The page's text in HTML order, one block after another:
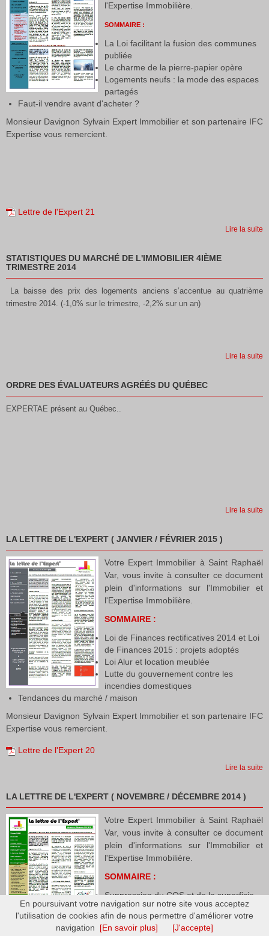
l'Expertise Immobilière.
SOMMAIRE :
La Loi facilitant la fusion des communes
publiée
Le charme de la pierre-papier opère
Logements neufs : la mode des espaces
partagés
Faut-il vendre avant d'acheter ?
Monsieur Davignon Sylvain Expert Immobilier et son partenaire IFC
Expertise vous remercient.
Lettre de l'Expert 21
Lire la suite
STATISTIQUES DU MARCHÉ DE L'IMMOBILIER 4IÈME
TRIMESTRE 2014
La baisse des prix des logements anciens s’accentue au quatrième
trimestre 2014. (-1,0% sur le trimestre, -2,2% sur un an)
Lire la suite
ORDRE DES ÉVALUATEURS AGRÉÉS DU QUÉBEC
EXPERTAE présent au Québec..
Lire la suite
LA LETTRE DE L'EXPERT ( JANVIER / FÉVRIER 2015 )
Votre Expert Immobilier à Saint Raphaël
Var, vous invite à consulter ce document
plein d'informations sur l'Immobilier et
l'Expertise Immobilière.
SOMMAIRE :
Loi de Finances rectificatives 2014 et Loi
de Finances 2015 : projets adoptés
Loi Alur et location meublée
Lutte du gouvernement contre les
incendies domestiques
Tendances du marché / maison
Monsieur Davignon Sylvain Expert Immobilier et son partenaire IFC
Expertise vous remercient.
Lettre de l'Expert 20
Lire la suite
LA LETTRE DE L'EXPERT ( NOVEMBRE / DÉCEMBRE 2014 )
Votre Expert Immobilier à Saint Raphaël
Var, vous invite à consulter ce document
plein d'informations sur l'Immobilier et
l'Expertise Immobilière.
SOMMAIRE :
Suppression du COS et de la superficie
minimale des terrains constructibles
Jugement rendu sur la base d'un rapport
d'expertise amiable
En poursuivant votre navigation sur notre site vous acceptez
l'utilisation de cookies afin de nous permettre d'améliorer votre
navigation
[En savoir plus] [J'accepte]